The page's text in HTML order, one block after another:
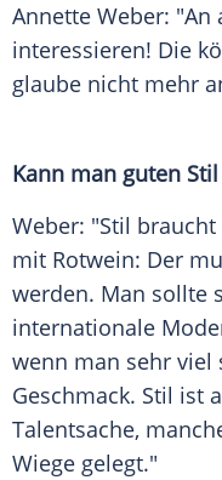
Annette Weber: "An
interessieren! Die
glaube nicht mehr
Kann man guten
Weber: "Stil
mit Rotwein: Der
werden. Man sollte
internationale
wenn man sehr viel
Geschmack. Stil ist
Talentsache,
Wiege gelegt."